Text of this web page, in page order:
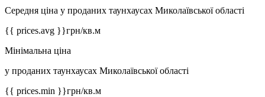
Середня ціна у проданих таунхаусах Миколаївської області
{{ prices.avg }}грн/кв.м
Мінімальна ціна
у проданих таунхаусах Миколаївської області
{{ prices.min }}грн/кв.м